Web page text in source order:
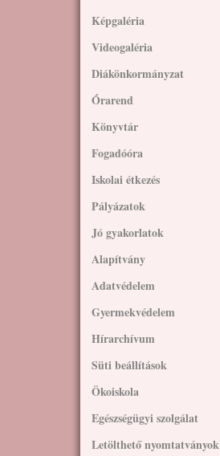
Képgaléria
Videogaléria
Diákönkormányzat
Órarend
Könyvtár
Fogadóóra
Iskolai étkezés
Pályázatok
Jó gyakorlatok
Alapítvány
Adatvédelem
Gyermekvédelem
Hírarchívum
Süti beállítások
Ökoiskola
Egészségügyi szolgálat
Letölthető nyomtatványok